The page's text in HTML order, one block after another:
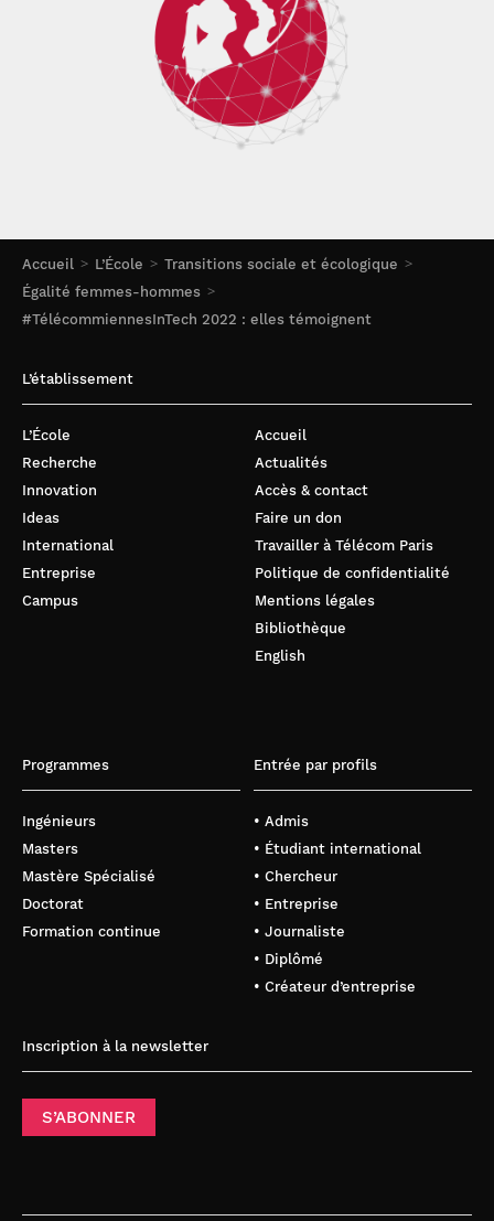
Accueil L’École
Transitions sociale et écologique
Égalité femmes-hommes
#TélécommiennesInTech 2022 : elles témoignent
L’établissement
L’École
Recherche
Innovation
Ideas
International
Entreprise
Campus
Accueil
Actualités
Accès & contact
Faire un don
Travailler à Télécom Paris
Politique de confidentialité
Mentions légales
Bibliothèque
English
Programmes
Ingénieurs
Masters
Mastère Spécialisé
Doctorat
Formation continue
Entrée par profils
• Admis
• Étudiant international
• Chercheur
• Entreprise
• Journaliste
• Diplômé
• Créateur d’entreprise
Inscription à la newsletter
S’ABONNER